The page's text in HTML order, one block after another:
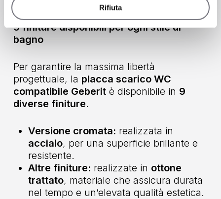
Rifiuta
9 finiture disponibili per ogni stile di
bagno
Per garantire la massima libertà
progettuale, la placca scarico WC
compatibile Geberitè disponibile in 9
diverse finiture.
Versione cromata: realizzata in
acciaio, per una superficie brillante e
resistente.
Altre finiture: realizzate in ottone
trattato, materiale che assicura durata
nel tempo e un’elevata qualità estetica.